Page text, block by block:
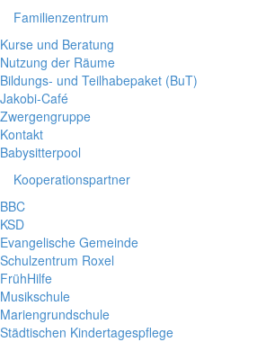
Familienzentrum
Kurse und Beratung
Nutzung der Räume
Bildungs- und Teilhabepaket (BuT)
Jakobi-Café
Zwergengruppe
Kontakt
Babysitterpool
Kooperationspartner
BBC
KSD
Evangelische Gemeinde
Schulzentrum Roxel
FrühHilfe
Musikschule
Mariengrundschule
Städtischen Kindertagespflege